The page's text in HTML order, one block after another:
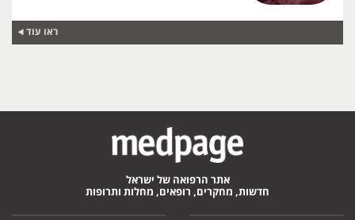
ראו עוד
אתר הרפואה של ישראל
חדשות, מחקרים, רופאים, מחלות ותרופות